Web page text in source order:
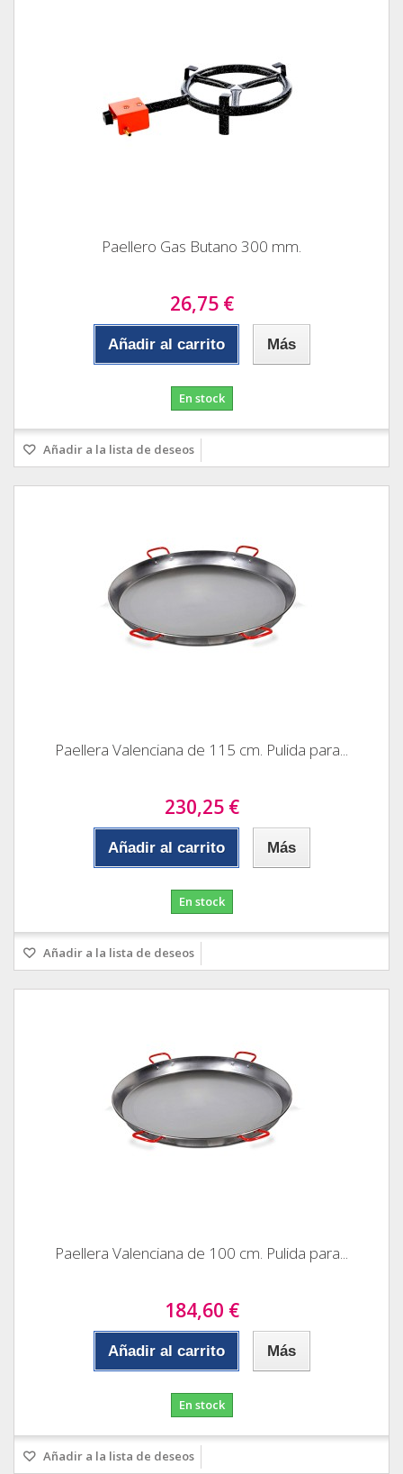
Paellero Gas Butano 300 mm.
26,75 €
Añadir al carrito Más
En stock
Añadir a la lista de deseos
Paellera Valenciana de 115 cm. Pulida para...
230,25 €
Añadir al carrito Más
En stock
Añadir a la lista de deseos
Paellera Valenciana de 100 cm. Pulida para...
184,60 €
Añadir al carrito Más
En stock
Añadir a la lista de deseos